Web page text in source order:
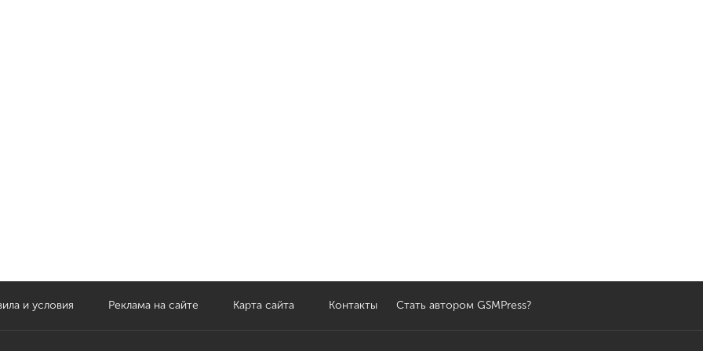
и условия Реклама на сайте Карта сайта Контакты Стать автором GSMPress?